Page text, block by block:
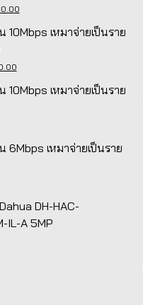
Current
10Mbps เหมาจ่ายเป็นราย
Current
10Mbps เหมาจ่ายเป็นราย
6Mbps เหมาจ่ายเป็นราย
DH-HAC-
IL-A 5MP